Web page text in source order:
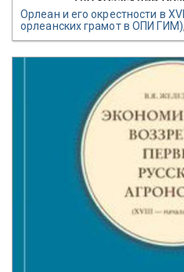
Орлеан и его окрестности в
орлеанских грамот в ОПИ ГИМ)